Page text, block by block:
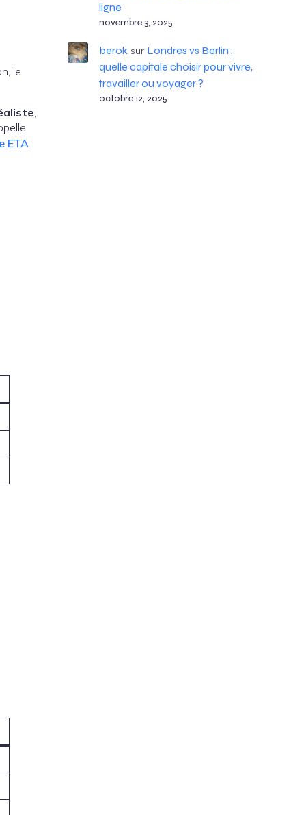
le
,
ETA
ligne
novembre 3, 2025
beroksur Londres vs Berlin :
quelle capitale choisir pour vivre,
travailler ou voyager ?
octobre 12, 2025